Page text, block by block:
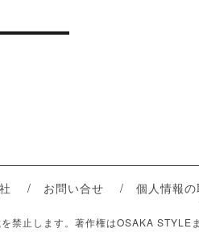
お問い合せ 個人情報
禁止します。著作権はOSAKA STYLE